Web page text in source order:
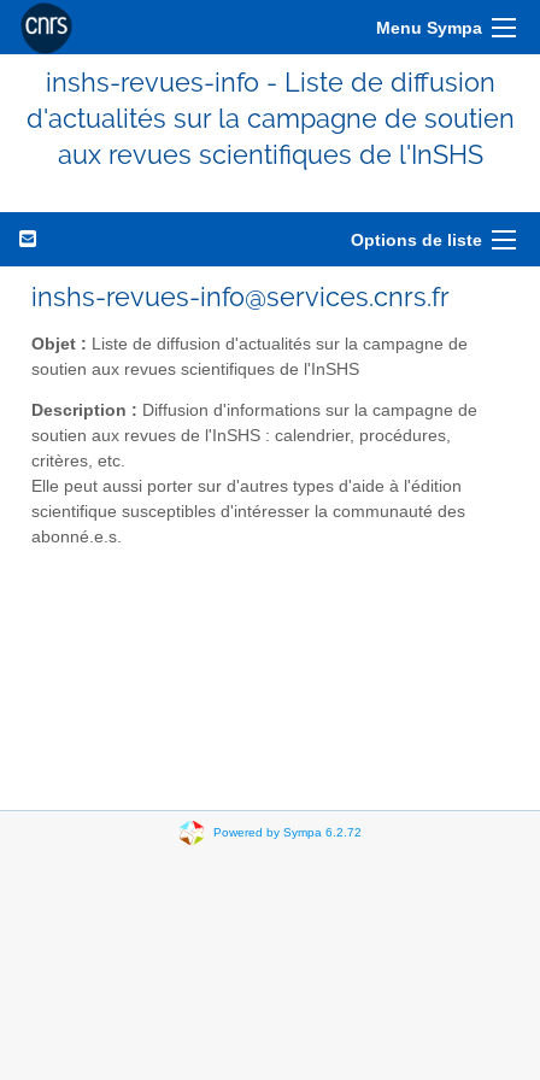
Menu Sympa
inshs-revues-info - Liste de diffusion
d'actualités sur la campagne de soutien
aux revues scientifiques de l'InSHS
Options de liste
inshs-revues-info@services.cnrs.fr
Objet : Liste de diffusion d'actualités sur la campagne de
soutien aux revues scientifiques de l'InSHS
Description : Diffusion d'informations sur la campagne de
soutien aux revues de l'InSHS : calendrier, procédures,
critères, etc.
Elle peut aussi porter sur d'autres types d'aide à l'édition
scientifique susceptibles d'intéresser la communauté des
abonné.e.s.
Powered by Sympa 6.2.72